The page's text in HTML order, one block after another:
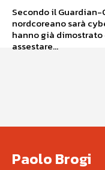
Secondo il
nordcoreano sarà
hanno già
assestare...
Paolo Brogi